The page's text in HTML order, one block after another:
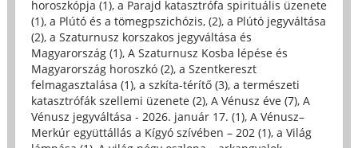
horoszkópja (1), a Parajd katasztrófa spirituális üzenete
(1), a Plútó és a tömegpszichózis, (2), a Plútó jegyváltása
(2), a Szaturnusz korszakos jegyváltása és
Magyarország (1), A Szaturnusz Kosba lépése és
Magyarország horoszkó (2), a Szentkereszt
felmagasztalása (1), a szkíta-térítő (3), a természeti
katasztrófák szellemi üzenete (2), A Vénusz éve (7), A
Vénusz jegyváltása - 2026. január 17. (1), A Vénusz–
Merkúr együttállás a Kígyó szívében – 202 (1), a Világ